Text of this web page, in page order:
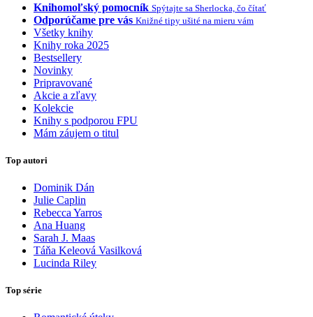
Knihomoľský pomocník Spýtajte sa Sherlocka, čo čítať
Odporúčame pre vás Knižné tipy ušité na mieru vám
Všetky knihy
Knihy roka 2025
Bestsellery
Novinky
Pripravované
Akcie a zľavy
Kolekcie
Knihy s podporou FPU
Mám záujem o titul
Top autori
Dominik Dán
Julie Caplin
Rebecca Yarros
Ana Huang
Sarah J. Maas
Táňa Keleová Vasilková
Lucinda Riley
Top série